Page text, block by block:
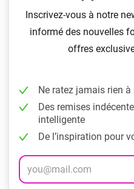
Inscrivez-vous à notre
informé des nouvelles
offres
Ne ratez jamais rien
Des remises
intelligente
De l’inspiration pour